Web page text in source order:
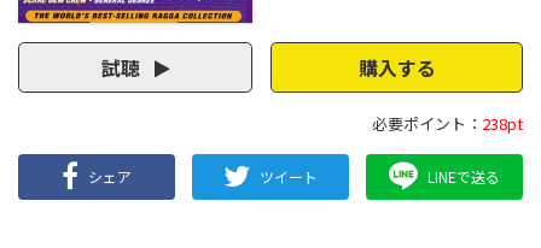
試聴 購入する
必要ポイント： 238pt
シェア ツイート LINEで送る